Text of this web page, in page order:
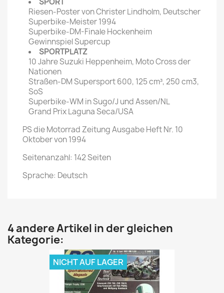
Riesen-Poster von Christer Lindholm, Deutscher
Superbike-Meister 1994
Superbike-DM-Finale Hockenheim
Gewinnspiel Supercup
SPORTPLATZ
10 Jahre Suzuki Heppenheim, Moto Cross der
Nationen
Straßen-DM Supersport 600, 125 cm³, 250 cm3,
SoS
Superbike-WM in Sugo/J und Assen/NL
Grand Prix Laguna Seca/USA
PS die Motorrad Zeitung Ausgabe Heft Nr. 10
Oktober von 1994
Seitenanzahl: 142 Seiten
Sprache: Deutsch
4 andere Artikel in der gleichen
Kategorie:
NICHT AUF LAGER